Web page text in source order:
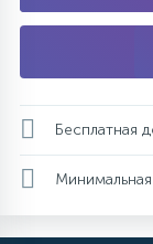
Бесплатная